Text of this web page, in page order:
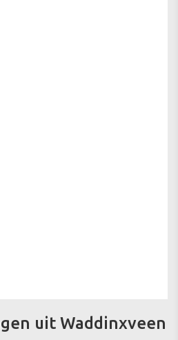
uit Waddinxveen